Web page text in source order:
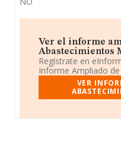
Ver el informe
Abastecimientos
Regístrate en
Informe Ampliado
VER